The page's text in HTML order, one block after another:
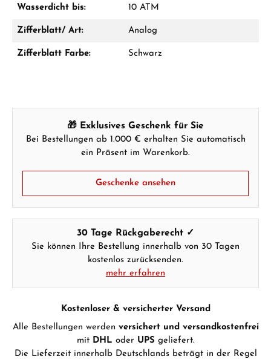
Hersteller- & Produktsicherheit
Wasserdicht bis: 10 ATM
Zifferblatt/ Art: Analog
Zifferblatt Farbe: Schwarz
🎁 Exklusives Geschenk für Sie
Bei Bestellungen ab 1.000 € erhalten Sie automatisch
ein Präsent im Warenkorb.
Geschenke ansehen
30 Tage Rückgaberecht ✓
Sie können Ihre Bestellung innerhalb von 30 Tagen
kostenlos zurücksenden.
mehr erfahren
Kostenloser & versicherter Versand
Alle Bestellungen werden versichert und versandkostenfrei
mit DHL oder UPS geliefert.
Die Lieferzeit innerhalb Deutschlands beträgt in der Regel